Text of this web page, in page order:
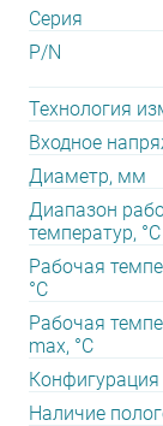
Серия
P/N
Технология
Входное
Диаметр, мм
Диапазон
температур, °С
Рабочая
°С
Рабочая
max, °С
Наличие